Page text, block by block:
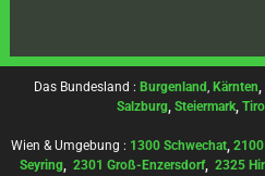
Das Bundesland : Burgenland, Kärnten,
Salzburg, Steiermark, Tirol
Wien & Umgebung : 1300 Schwechat,
Seyring, 2301 Groß-Enzersdorf, 2325